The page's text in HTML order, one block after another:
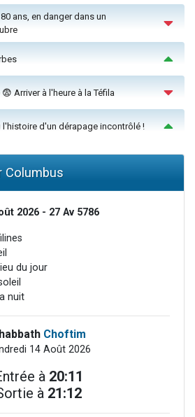
80 ans, en danger dans un
Arriver à l'heure à la Téfila
l'histoire d'un dérapage incontrôlé !
Columbus
2026 - 27 Av 5786
du jour
nuit
Choftim
14 Août 2026
à 20:11
à 21:12